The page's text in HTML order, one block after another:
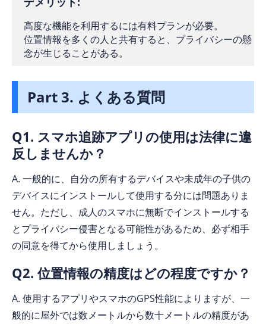
高度な機能を利用するには有料プランが必要。
位置情報を多くの人と共有すると、プライバシーの懸
念が生じることがある。
Part 3. よくある質問
Q1. スマホ追跡アプリの使用は法律に違
反しませんか？
A. 一般的に、自分の所有するデバイスや未成年の子供の
デバイスにインストールして使用する分には問題ありま
せん。ただし、成人のスマホに無断でインストールする
とプライバシー侵害となる可能性があるため、必ず相手
の同意を得てから使用しましょう。
Q2. 位置情報の精度はどの程度ですか？
A. 使用するアプリやスマホのGPS性能によりますが、一
般的に屋外では数メートルから数十メートルの精度があ